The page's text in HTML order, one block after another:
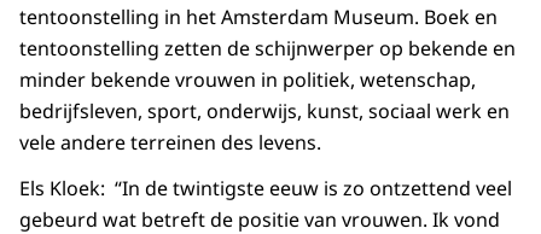
tentoonstelling in het Amsterdam Museum. Boek en
tentoonstelling zetten de schijnwerper op bekende en
minder bekende vrouwen in politiek, wetenschap,
bedrijfsleven, sport, onderwijs, kunst, sociaal werk en
vele andere terreinen des levens.
Els Kloek: “In de twintigste eeuw is zo ontzettend veel
gebeurd wat betreft de positie van vrouwen. Ik vond